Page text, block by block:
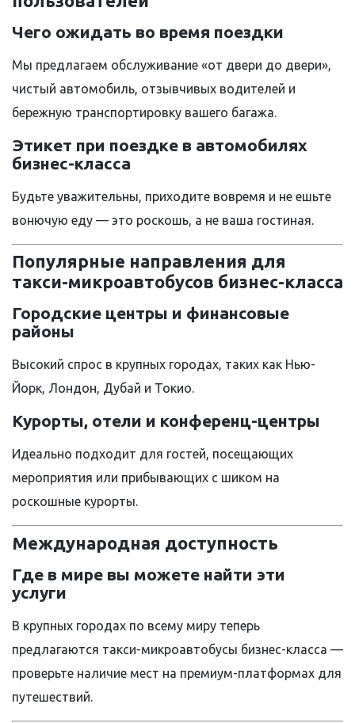
Чего ожидать во время поездки
Мы предлагаем обслуживание «от двери до двери»,
чистый автомобиль, отзывчивых водителей и
бережную транспортировку вашего багажа.
Этикет при поездке в автомобилях
бизнес-класса
Будьте уважительны, приходите вовремя и не ешьте
вонючую еду — это роскошь, а не ваша гостиная.
Популярные направления для
такси-микроавтобусов бизнес-класса
Городские центры и финансовые
районы
Высокий спрос в крупных городах, таких как Нью-
Йорк, Лондон, Дубай и Токио.
Курорты, отели и конференц-центры
Идеально подходит для гостей, посещающих
мероприятия или прибывающих с шиком на
роскошные курорты.
Международная доступность
Где в мире вы можете найти эти
услуги
В крупных городах по всему миру теперь
предлагаются такси-микроавтобусы бизнес-класса —
проверьте наличие мест на премиум-платформах для
путешествий.